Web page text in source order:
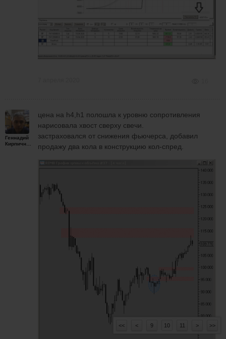
Геннадий
Кирпичников
цена на h4,h1 полошла к уровню сопротивления
нарисовала хвост сверху свечи.
застраховался от снижения фьючерса, добавил
продажу два кола в конструкцию кол-спред.
<< < 9 10 11 > >>